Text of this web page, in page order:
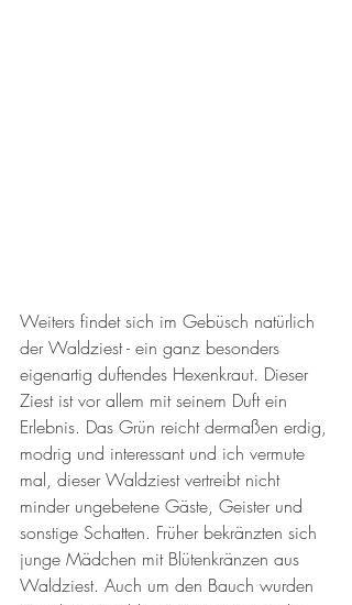
Weiters findet sich im Gebüsch natürlich
der Waldziest - ein ganz besonders
eigenartig duftendes Hexenkraut. Dieser
Ziest ist vor allem mit seinem Duft ein
Erlebnis. Das Grün reicht dermaßen erdig,
modrig und interessant und ich vermute
mal, dieser Waldziest vertreibt nicht
minder ungebetene Gäste, Geister und
sonstige Schatten. Früher bekränzten sich
junge Mädchen mit Blütenkränzen aus
Waldziest. Auch um den Bauch wurden